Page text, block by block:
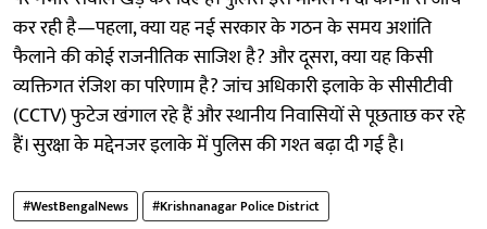
कर रही है—पहला, क्या यह नई सरकार के गठन के समय अशांति
फैलाने की कोई राजनीतिक साजिश है? और दूसरा, क्या यह किसी
व्यक्तिगत रंजिश का परिणाम है? जांच अधिकारी इलाके के सीसीटीवी
(CCTV) फुटेज खंगाल रहे हैं और स्थानीय निवासियों से पूछताछ कर रहे
हैं। सुरक्षा के मद्देनजर इलाके में पुलिस की गश्त बढ़ा दी गई है।
#WestBengalNews #Krishnanagar Police District